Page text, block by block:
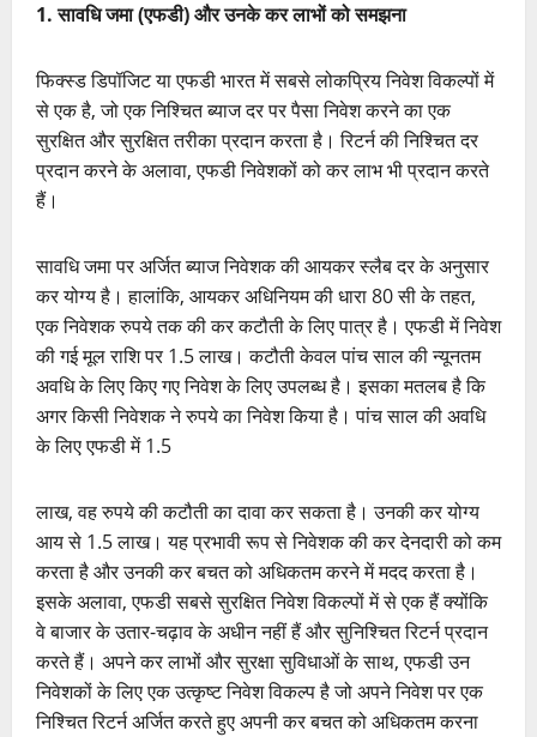
1. सावधि जमा (एफडी) और उनके कर लाभों को समझना
फिक्स्ड डिपॉजिट या एफडी भारत में सबसे लोकप्रिय निवेश विकल्पों में
से एक है, जो एक निश्चित ब्याज दर पर पैसा निवेश करने का एक
सुरक्षित और सुरक्षित तरीका प्रदान करता है। रिटर्न की निश्चित दर
प्रदान करने के अलावा, एफडी निवेशकों को कर लाभ भी प्रदान करते
हैं।
सावधि जमा पर अर्जित ब्याज निवेशक की आयकर स्लैब दर के अनुसार
कर योग्य है। हालांकि, आयकर अधिनियम की धारा 80 सी के तहत,
एक निवेशक रुपये तक की कर कटौती के लिए पात्र है। एफडी में निवेश
की गई मूल राशि पर 1.5 लाख। कटौती केवल पांच साल की न्यूनतम
अवधि के लिए किए गए निवेश के लिए उपलब्ध है। इसका मतलब है कि
अगर किसी निवेशक ने रुपये का निवेश किया है। पांच साल की अवधि
के लिए एफडी में 1.5
लाख, वह रुपये की कटौती का दावा कर सकता है। उनकी कर योग्य
आय से 1.5 लाख। यह प्रभावी रूप से निवेशक की कर देनदारी को कम
करता है और उनकी कर बचत को अधिकतम करने में मदद करता है।
इसके अलावा, एफडी सबसे सुरक्षित निवेश विकल्पों में से एक हैं क्योंकि
वे बाजार के उतार-चढ़ाव के अधीन नहीं हैं और सुनिश्चित रिटर्न प्रदान
करते हैं। अपने कर लाभों और सुरक्षा सुविधाओं के साथ, एफडी उन
निवेशकों के लिए एक उत्कृष्ट निवेश विकल्प है जो अपने निवेश पर एक
निश्चित रिटर्न अर्जित करते हुए अपनी कर बचत को अधिकतम करना